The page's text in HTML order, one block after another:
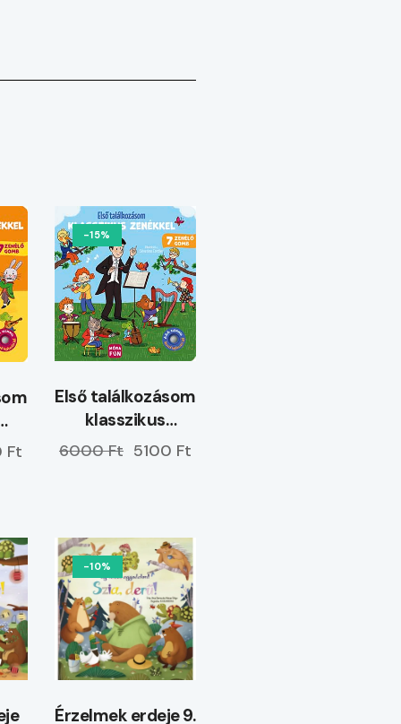
Ft
-15%
Első találkozásom
klasszikus
zenékkel
6000 Ft 5100 Ft
-10%
Érzelmek erdeje 9.